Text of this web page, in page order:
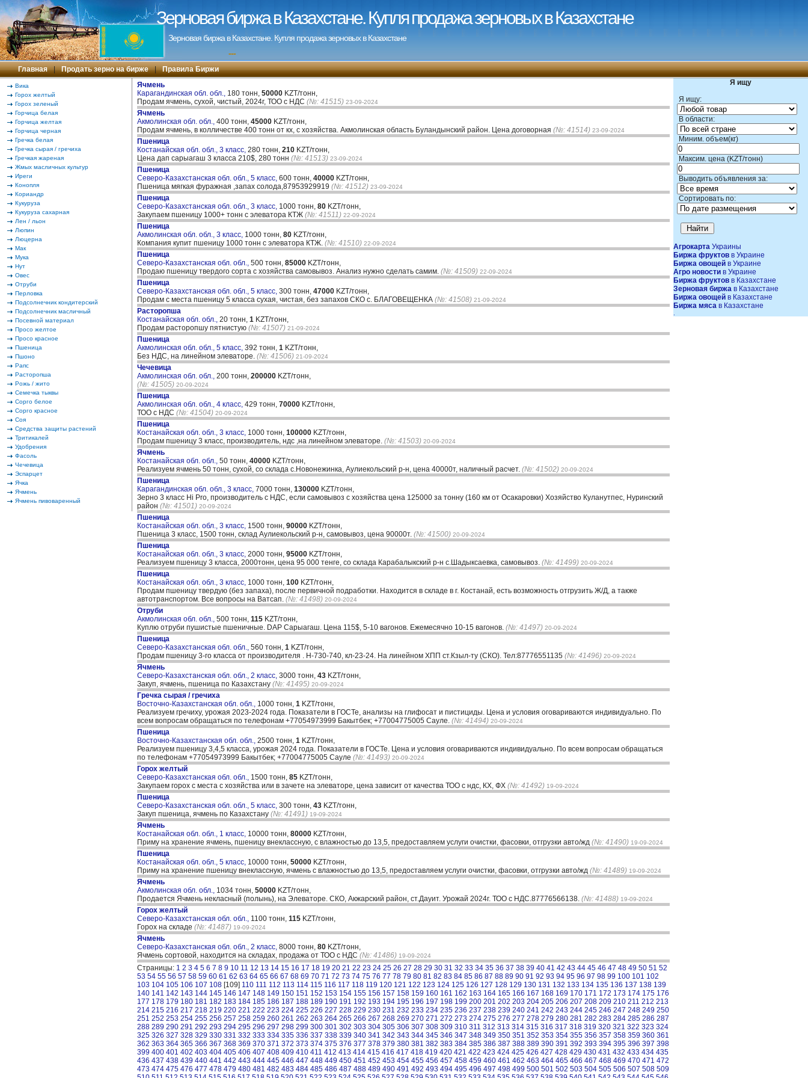
Зерновая биржа в Казахстане. Купля продажа зерновых в Казахстане
Зерновая биржа в Казахстане. Купля продажа зерновых в Казахстане
---
Главная | Продать зерно на бирже | Правила Биржи
Вика
Горох желтый
Горох зеленый
Горчица белая
Горчица желтая
Горчица черная
Гречка белая
Гречка сырая / гречиха
Гречкая жареная
Жмых масличных культур
Иреги
Конопля
Кориандр
Кукуруза
Кукуруза сахарная
Лен / льон
Люпин
Люцерна
Мак
Мука
Нут
Овес
Отруби
Перловка
Подсолнечник кондитерский
Подсолнечник масличный
Посевной материал
Просо желтое
Просо красное
Пшеница
Пшоно
Рапс
Расторопша
Рожь / жито
Семечка тыквы
Сорго белое
Сорго красное
Соя
Средства защиты растений
Тритикалей
Удобрения
Фасоль
Чечевица
Эспарцет
Ячка
Ячмень
Ячмень пивоваренный
Я ищу
Я ищу:
В области:
Миним. объем(кг)
Максим. цена (KZT/тонн)
Выводить объявления за:
Сортировать по:
Агрокарта Украины
Биржа фруктов в Украине
Биржа овощей в Украине
Агро новости в Украине
Биржа фруктов в Казахстане
Зерновая биржа в Казахстане
Биржа овощей в Казахстане
Биржа мяса в Казахстане
Ячмень
Карагандинская обл. обл., 180 тонн, 50000 KZT/тонн,
Продам ячмень, сухой, чистый, 2024г, ТОО с НДС (№: 41515) 23-09-2024
Ячмень
Акмолинская обл. обл., 400 тонн, 45000 KZT/тонн,
Продам ячмень, в колличестве 400 тонн от кх, с хозяйства. Акмолинская область Буландынский район. Цена договорная (№: 41514) 23-09-2024
Пшеница
Костанайская обл. обл., 3 класс, 280 тонн, 210 KZT/тонн,
Цена дап сарыагаш 3 класса 210$, 280 тонн (№: 41513) 23-09-2024
Пшеница
Северо-Казахстанская обл. обл., 5 класс, 600 тонн, 40000 KZT/тонн,
Пшеница мягкая фуражная ,запах солода,87953929919 (№: 41512) 23-09-2024
Пшеница
Северо-Казахстанская обл. обл., 3 класс, 1000 тонн, 80 KZT/тонн,
Закупаем пшеницу 1000+ тонн с элеватора КТЖ (№: 41511) 22-09-2024
Пшеница
Акмолинская обл. обл., 3 класс, 1000 тонн, 80 KZT/тонн,
Компания купит пшеницу 1000 тонн с элеватора КТЖ. (№: 41510) 22-09-2024
Пшеница
Северо-Казахстанская обл. обл., 500 тонн, 85000 KZT/тонн,
Продаю пшеницу твердого сорта с хозяйства самовывоз. Анализ нужно сделать самим. (№: 41509) 22-09-2024
Пшеница
Северо-Казахстанская обл. обл., 5 класс, 300 тонн, 47000 KZT/тонн,
Продам с места пшеницу 5 класса сухая, чистая, без запахов СКО с. БЛАГОВЕЩЕНКА (№: 41508) 21-09-2024
Расторопша
Костанайская обл. обл., 20 тонн, 1 KZT/тонн,
Продам расторопшу пятнистую (№: 41507) 21-09-2024
Пшеница
Акмолинская обл. обл., 5 класс, 392 тонн, 1 KZT/тонн,
Без НДС, на линейном элеваторе. (№: 41506) 21-09-2024
Чечевица
Акмолинская обл. обл., 200 тонн, 200000 KZT/тонн,
(№: 41505) 20-09-2024
Пшеница
Акмолинская обл. обл., 4 класс, 429 тонн, 70000 KZT/тонн,
ТОО с НДС (№: 41504) 20-09-2024
Пшеница
Костанайская обл. обл., 3 класс, 1000 тонн, 100000 KZT/тонн,
Продам пшеницу 3 класс, производитель, ндс ,на линейном элеваторе. (№: 41503) 20-09-2024
Ячмень
Костанайская обл. обл., 50 тонн, 40000 KZT/тонн,
Реализуем ячмень 50 тонн, сухой, со склада с.Новонежинка, Аулиекольский р-н, цена 40000т, наличный расчет. (№: 41502) 20-09-2024
Пшеница
Карагандинская обл. обл., 3 класс, 7000 тонн, 130000 KZT/тонн,
Зерно 3 класс Hi Pro, производитель с НДС, если самовывоз с хозяйства цена 125000 за тонну (160 км от Осакаровки) Хозяйство Куланутпес, Нуринский
район (№: 41501) 20-09-2024
Пшеница
Костанайская обл. обл., 3 класс, 1500 тонн, 90000 KZT/тонн,
Пшеница 3 класс, 1500 тонн, склад Аулиекольский р-н, самовывоз, цена 90000т. (№: 41500) 20-09-2024
Пшеница
Костанайская обл. обл., 3 класс, 2000 тонн, 95000 KZT/тонн,
Реализуем пшеницу 3 класса, 2000тонн, цена 95 000 тенге, со склада Карабалыкский р-н с.Шадыксаевка, самовывоз. (№: 41499) 20-09-2024
Пшеница
Костанайская обл. обл., 3 класс, 1000 тонн, 100 KZT/тонн,
Продам пшеницу твердую (без запаха), после первичной подработки. Находится в складе в г. Костанай, есть возможность отгрузить Ж/Д, а также
автотранспортом. Все вопросы на Ватсап. (№: 41498) 20-09-2024
Отруби
Акмолинская обл. обл., 500 тонн, 115 KZT/тонн,
Куплю отруби пушистые пшеничные. DAP Сарыагаш. Цена 115$, 5-10 вагонов. Ежемесячно 10-15 вагонов. (№: 41497) 20-09-2024
Пшеница
Северо-Казахстанская обл. обл., 560 тонн, 1 KZT/тонн,
Продам пшеницу 3-го класса от производителя . Н-730-740, кл-23-24. На линейном ХПП ст.Кзыл-ту (СКО). Тел:87776551135 (№: 41496) 20-09-2024
Ячмень
Северо-Казахстанская обл. обл., 2 класс, 3000 тонн, 43 KZT/тонн,
Закуп, ячмень, пшеница по Казахстану (№: 41495) 20-09-2024
Гречка сырая / гречиха
Восточно-Казахстанская обл. обл., 1000 тонн, 1 KZT/тонн,
Реализуем гречиху, урожая 2023-2024 года. Показатели в ГОСТе, анализы на глифосат и пистициды. Цена и условия оговариваются индивидуально. По
всем вопросам обращаться по телефонам +77054973999 Бакытбек; +77004775005 Сауле. (№: 41494) 20-09-2024
Пшеница
Восточно-Казахстанская обл. обл., 2500 тонн, 1 KZT/тонн,
Реализуем пшеницу 3,4,5 класса, урожая 2024 года. Показатели в ГОСТе. Цена и условия оговариваются индивидуально. По всем вопросам обращаться
по телефонам +77054973999 Бакытбек; +77004775005 Сауле (№: 41493) 20-09-2024
Горох желтый
Северо-Казахстанская обл. обл., 1500 тонн, 85 KZT/тонн,
Закупаем горох с места с хозяйства или в зачете на элеваторе, цена зависит от качества ТОО с ндс, КХ, ФХ (№: 41492) 19-09-2024
Пшеница
Северо-Казахстанская обл. обл., 5 класс, 300 тонн, 43 KZT/тонн,
Закуп пшеница, ячмень по Казахстану (№: 41491) 19-09-2024
Ячмень
Костанайская обл. обл., 1 класс, 10000 тонн, 80000 KZT/тонн,
Приму на хранение ячмень, пшеницу внеклассную, с влажностью до 13,5, предоставляем услуги очистки, фасовки, отгрузки авто/жд (№: 41490) 19-09-2024
Пшеница
Костанайская обл. обл., 5 класс, 10000 тонн, 50000 KZT/тонн,
Приму на хранение пшеницу внеклассную, ячмень с влажностью до 13,5, предоставляем услуги очистки, фасовки, отгрузки авто/жд (№: 41489) 19-09-2024
Ячмень
Акмолинская обл. обл., 1034 тонн, 50000 KZT/тонн,
Продается Ячмень некласный (полынь), на Элеваторе. СКО, Акжарский район, ст.Дауит. Урожай 2024г. ТОО с НДС.87776566138. (№: 41488) 19-09-2024
Горох желтый
Северо-Казахстанская обл. обл., 1100 тонн, 115 KZT/тонн,
Горох на складе (№: 41487) 19-09-2024
Ячмень
Северо-Казахстанская обл. обл., 2 класс, 8000 тонн, 80 KZT/тонн,
Ячмень сортовой, находится на складах, продажа от ТОО с НДС (№: 41486) 19-09-2024
Страницы: 1 2 3 4 5 6 7 8 9 10 11 12 13 14 15 16 17 18 19 20 21 22 23 24 25 26 27 28 29 30 31 32 33 34 35 36 37 38 39 40 41 42 43 44 45 46 47 48 49 50 51 52
53 54 55 56 57 58 59 60 61 62 63 64 65 66 67 68 69 70 71 72 73 74 75 76 77 78 79 80 81 82 83 84 85 86 87 88 89 90 91 92 93 94 95 96 97 98 99 100 101 102
103 104 105 106 107 108 [109] 110 111 112 113 114 115 116 117 118 119 120 121 122 123 124 125 126 127 128 129 130 131 132 133 134 135 136 137 138 139
140 141 142 143 144 145 146 147 148 149 150 151 152 153 154 155 156 157 158 159 160 161 162 163 164 165 166 167 168 169 170 171 172 173 174 175 176
177 178 179 180 181 182 183 184 185 186 187 188 189 190 191 192 193 194 195 196 197 198 199 200 201 202 203 204 205 206 207 208 209 210 211 212 213
214 215 216 217 218 219 220 221 222 223 224 225 226 227 228 229 230 231 232 233 234 235 236 237 238 239 240 241 242 243 244 245 246 247 248 249 250
251 252 253 254 255 256 257 258 259 260 261 262 263 264 265 266 267 268 269 270 271 272 273 274 275 276 277 278 279 280 281 282 283 284 285 286 287
288 289 290 291 292 293 294 295 296 297 298 299 300 301 302 303 304 305 306 307 308 309 310 311 312 313 314 315 316 317 318 319 320 321 322 323 324
325 326 327 328 329 330 331 332 333 334 335 336 337 338 339 340 341 342 343 344 345 346 347 348 349 350 351 352 353 354 355 356 357 358 359 360 361
362 363 364 365 366 367 368 369 370 371 372 373 374 375 376 377 378 379 380 381 382 383 384 385 386 387 388 389 390 391 392 393 394 395 396 397 398
399 400 401 402 403 404 405 406 407 408 409 410 411 412 413 414 415 416 417 418 419 420 421 422 423 424 425 426 427 428 429 430 431 432 433 434 435
436 437 438 439 440 441 442 443 444 445 446 447 448 449 450 451 452 453 454 455 456 457 458 459 460 461 462 463 464 465 466 467 468 469 470 471 472
473 474 475 476 477 478 479 480 481 482 483 484 485 486 487 488 489 490 491 492 493 494 495 496 497 498 499 500 501 502 503 504 505 506 507 508 509